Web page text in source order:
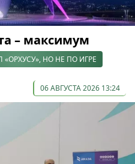
– максимум
«ОРХУСУ», НО НЕ ПО ИГРЕ
06 АВГУСТА 2026 13:24